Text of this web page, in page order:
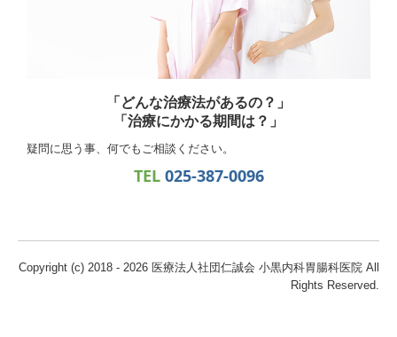
「どんな治療法があるの？」
「治療にかかる期間は？」
疑問に思う事、何でもご相談ください。
TEL 025-387-0096
Copyright (c) 2018 - 2026 医療法人社団仁誠会 小黒内科胃腸科医院 All
Rights Reserved.